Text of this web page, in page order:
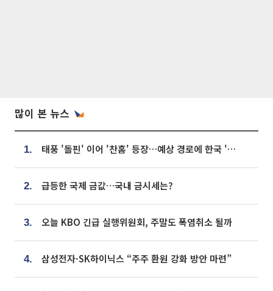
많이 본 뉴스
1. 태풍 '돌핀' 이어 '찬홈' 등장…예상 경로에 한국 '한숨'
2. 급등한 국제 금값…국내 금시세는?
3. 오늘 KBO 긴급 실행위원회, 주말도 폭염취소 될까
4. 삼성전자·SK하이닉스 “주주 환원 강화 방안 마련”